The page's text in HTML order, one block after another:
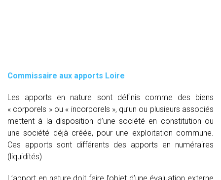
Commissaire aux apports Loire
Les apports en nature sont définis comme des biens
« corporels » ou « incorporels », qu’un ou plusieurs associés
mettent à la disposition d’une société en constitution ou
une société déjà créée, pour une exploitation commune.
Ces apports sont différents des apports en numéraires
(liquidités)